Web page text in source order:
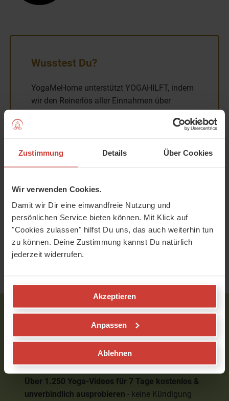
Zustimmung Details Über Cookies
Wir verwenden Cookies.
Damit wir Dir eine einwandfreie Nutzung und
persönlichen Service bieten können. Mit Klick auf
"Cookies zulassen" hilfst Du uns, das auch weiterhin tun
zu können. Deine Zustimmung kannst Du natürlich
jederzeit widerrufen.
Akzeptieren
Anpassen
Ablehnen
Wusstest Du?
YogaMeHome unterstützt YOGAHILFT, indem
wir den Reinerlös aller Einnahmen über
an YOGAHILFT spenden. Dieser Newsletter
gesamten Yoga-Community. Wenn Du ihn
beziehen möchtest, registriere Dich hier
Wenn Du bereits registriert bist, kannst Du bei
" Meine Daten" auswählen, welche Newsletter
Du von uns bekommen möchtest.
Meine Daten
Mutter-Element: Blog-Artikel
Plugin - blog-cta-7t-RegPlugin
Über 1.250 Yoga-Videos für 7 Tage kostenlos &
unverbindlich ausprobieren - keine Kündigung